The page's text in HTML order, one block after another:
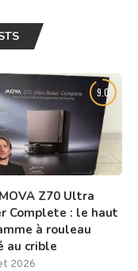
9.0
Z70 Ultra
Complete : le haut
à rouleau
au crible
2026